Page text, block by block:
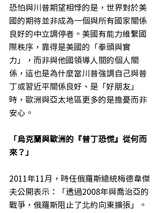
恐怕與川普期望相悖的是，世界對於美
國的期待並非成為一個與所有國家關係
良好的中立調停者。美國有能力維繫國
際秩序，靠得是美國的「拳頭與實
力」，而非與他國領導人間的個人關
係，這也是為什麼當川普強調自己與普
丁或習近平關係良好、是「好朋友」
時，歐洲與亞太地區更多的是擔憂而非
安心。
「烏克蘭與歐洲的『普丁恐慌』從何而
來？」
2011年11月，時任俄羅斯總統梅德韋傑
夫公開表示：「透過2008年與喬治亞的
戰爭，俄羅斯阻止了北約向東擴張」。